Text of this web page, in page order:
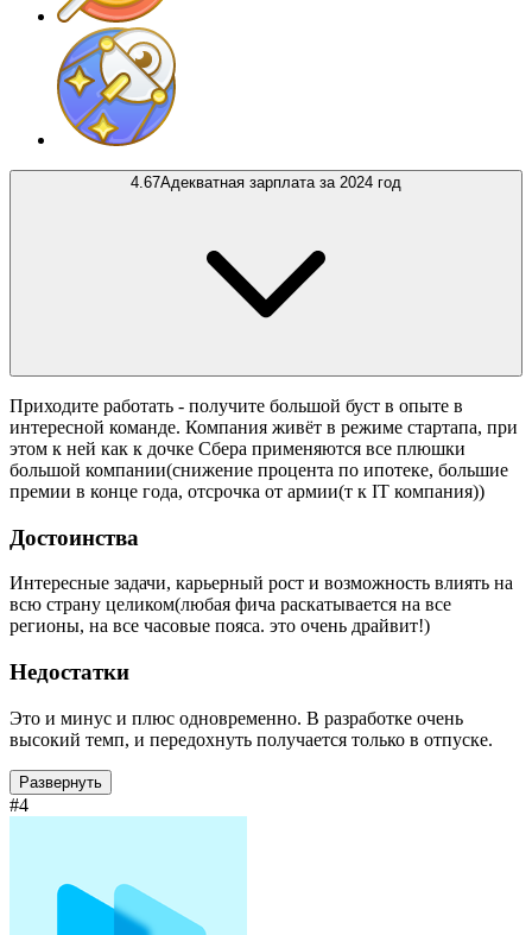
4.67Адекватная зарплата за 2024 год
Приходите работать - получите большой буст в опыте в
интересной команде. Компания живёт в режиме стартапа, при
этом к ней как к дочке Сбера применяются все плюшки
большой компании(снижение процента по ипотеке, большие
премии в конце года, отсрочка от армии(т к IT компания))
Достоинства
Интересные задачи, карьерный рост и возможность влиять на
всю страну целиком(любая фича раскатывается на все
регионы, на все часовые пояса. это очень драйвит!)
Недостатки
Это и минус и плюс одновременно. В разработке очень
высокий темп, и передохнуть получается только в отпуске.
Развернуть
#4